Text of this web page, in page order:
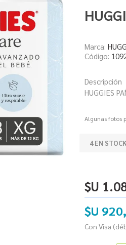
Marca:
Código:
Descripción
HUGGIES
Algunas fotos
4 EN STOCK
$U
$U
Con Visa